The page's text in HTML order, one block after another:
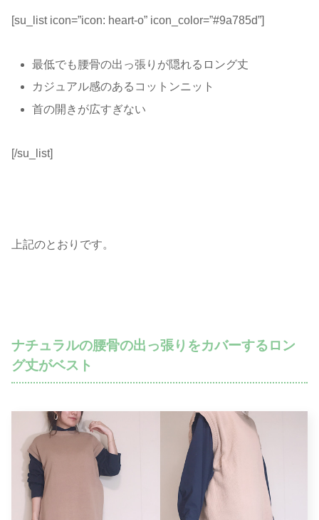
[su_list icon=”icon: heart-o” icon_color=”#9a785d”]
最低でも腰骨の出っ張りが隠れるロング丈
カジュアル感のあるコットンニット
首の開きが広すぎない
[/su_list]
上記のとおりです。
ナチュラルの腰骨の出っ張りをカバーするロン
グ丈がベスト